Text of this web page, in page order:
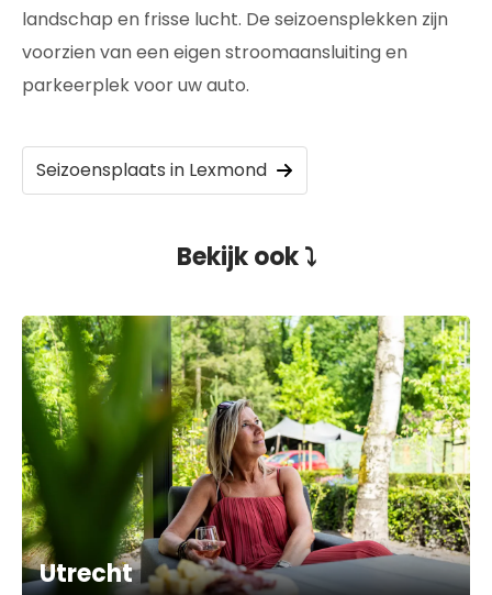
landschap en frisse lucht. De seizoensplekken zijn
voorzien van een eigen stroomaansluiting en
parkeerplek voor uw auto.
Seizoensplaats in Lexmond
Bekijk ook ⤵
Utrecht